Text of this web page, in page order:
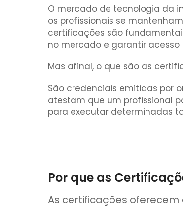
O mercado de tecnologia da
os profissionais se
certificações são
no mercado e garantir
Mas afinal, o que são as
São credenciais emitidas por
atestam que um profissional
para executar determinadas
Por que as
As certificações oferecem